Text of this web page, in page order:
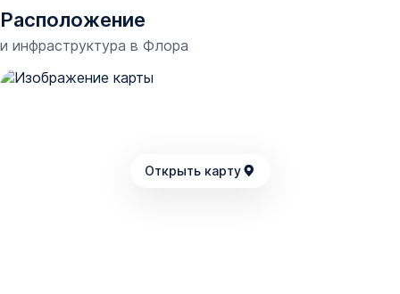
Расположение
и инфраструктура в Флора
Открыть карту